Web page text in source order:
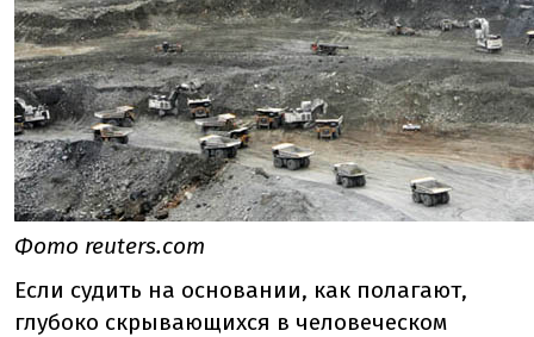
Фото reuters.com
Если судить на основании, как полагают,
глубоко скрывающихся в человеческом